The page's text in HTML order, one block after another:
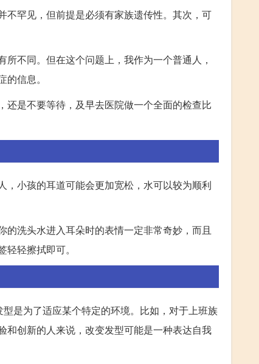
不罕见，但前提是必须有家族遗传性。其次，可
不同。但在这个问题上，我作为一个普通人，
信息。
是不要等待，及早去医院做一个全面的检查比
小孩的耳道可能会更加宽松，水可以较为顺利
洗头水进入耳朵时的表情一定非常奇妙，而且
轻擦拭即可。
是为了适应某个特定的环境。比如，对于上班族
和创新的人来说，改变发型可能是一种表达自我